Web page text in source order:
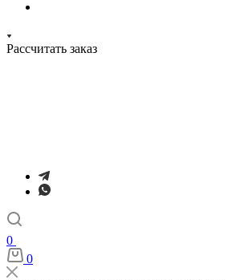
Рассчитать заказ
0
0